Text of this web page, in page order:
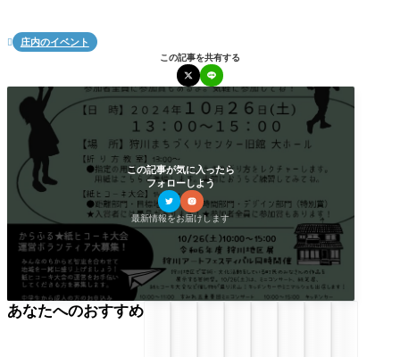
 庄内のイベント
この記事を共有する
この記事が気に入ったら
フォローしよう
最新情報をお届けします
あなたへのおすすめ